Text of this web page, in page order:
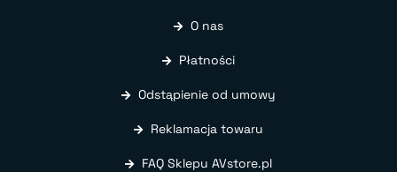
O nas
Płatności
Odstąpienie od umowy
Reklamacja towaru
FAQ Sklepu AVstore.pl